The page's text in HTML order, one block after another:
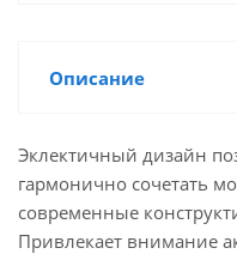
Описание
Эклектичный дизайн
гармонично сочетать
современные
Привлекает внимание